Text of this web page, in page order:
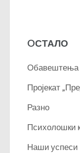
OСТАЛО
Обавештења
Пројекат
Разно
Психолошки
Наши успеси